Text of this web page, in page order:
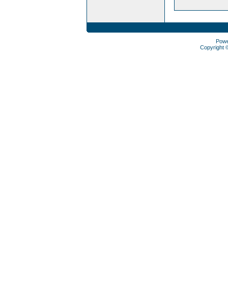
Copyright